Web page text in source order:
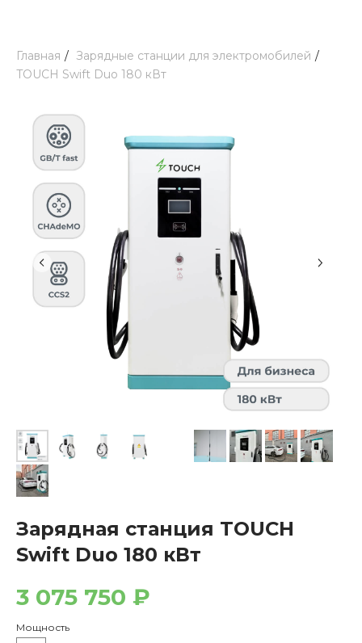
Главная / Зарядные станции для электромобилей /
TOUCH Swift Duo 180 кВт
Зарядная станция TOUCH
Swift Duo 180 кВт
3 075 750 ₽
Мощность